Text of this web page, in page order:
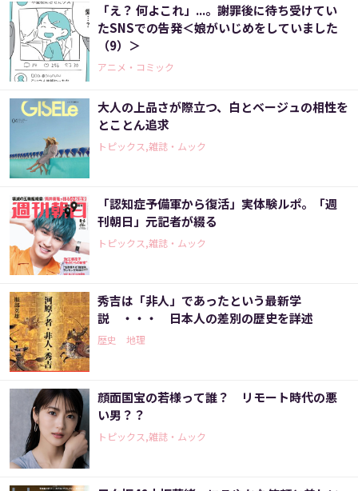
「え？ 何よこれ」...。謝罪後に待ち受けてい
たSNSでの告発＜娘がいじめをしていました
（9）＞
アニメ・コミック
大人の上品さが際立つ、白とベージュの相性を
とことん追求
トピックス,雑誌・ムック
「認知症予備軍から復活」実体験ルポ。「週
刊朝日」元記者が綴る
トピックス,雑誌・ムック
秀吉は「非人」であったという最新学
説 ・・・ 日本人の差別の歴史を詳述
歴史 地理
顔面国宝の若様って誰？ リモート時代の悪
い男？？
トピックス,雑誌・ムック